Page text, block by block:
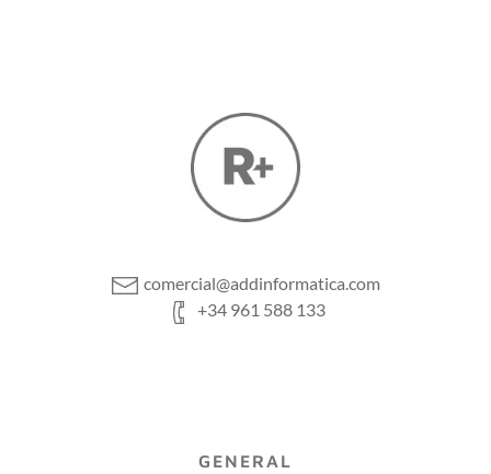
comercial@addinformatica.com
+34 961 588 133
GENERAL